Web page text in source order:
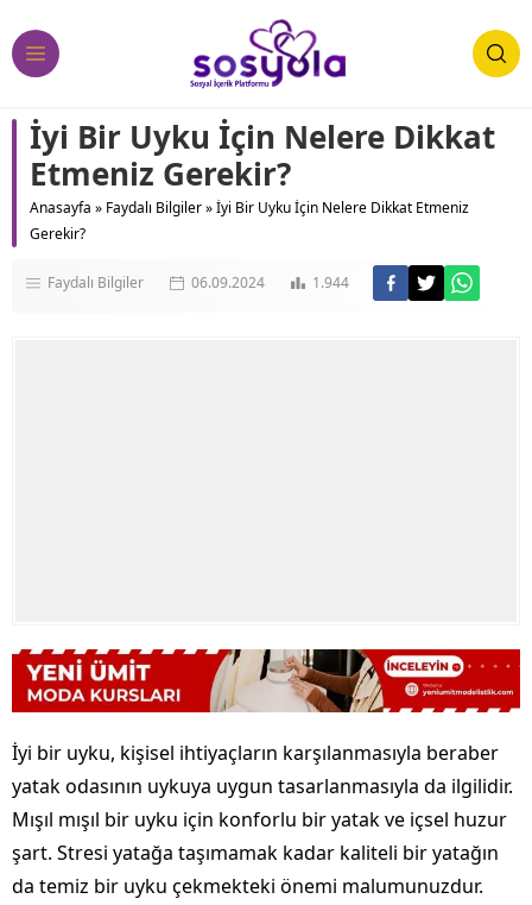
İyi Bir Uyku İçin Nelere Dikkat
Etmeniz Gerekir?
Anasayfa » Faydalı Bilgiler»İyi Bir Uyku İçin Nelere Dikkat Etmeniz
Gerekir?
Faydalı Bilgiler 06.09.2024 1.944
İyi bir uyku, kişisel ihtiyaçların karşılanmasıyla beraber
yatak odasının uykuya uygun tasarlanmasıyla da ilgilidir.
Mışıl mışıl bir uyku için konforlu bir yatak ve içsel huzur
şart. Stresi yatağa taşımamak kadar kaliteli bir yatağın
da temiz bir uyku çekmekteki önemi malumunuzdur.